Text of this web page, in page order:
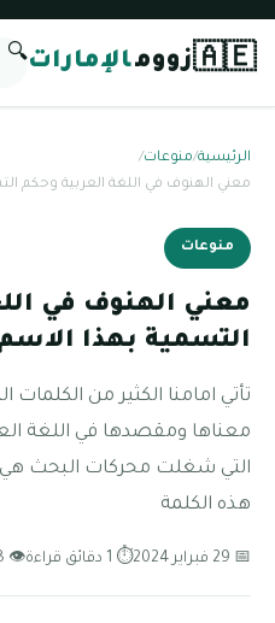
🇦🇪زوومالإمارات🔍
الرئيسية/منوعات/
معني الهنوف في اللغة العربية وحكم
منوعات
معني الهنوف في
التسمية بهذا
تأتي امامنا الكثير من
معناها ومقصدها في اللغة
التي شغلت محركات البحث هي
هذه الكلمة
📅 29 فبراير 2024 ⏱ 1 دقائق قراءة 👁 1,348 مشاهدة